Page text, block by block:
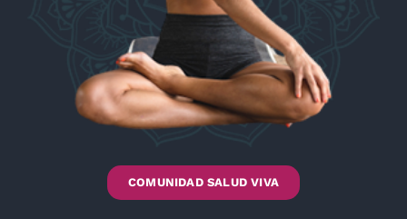
COMUNIDAD SALUD VIVA